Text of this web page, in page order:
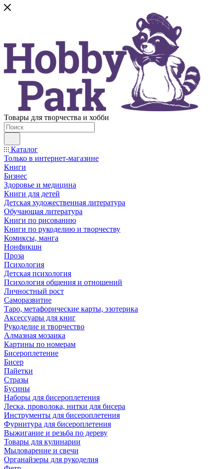
Товары для творчества и хобби
Каталог
Только в интернет-магазине
Книги
Бизнес
Здоровье и медицина
Книги для детей
Детская художественная литература
Обучающая литература
Книги по рисованию
Книги по рукоделию и творчеству
Комиксы, манга
Нонфикшн
Проза
Психология
Детская психология
Психология общения и отношений
Личностный рост
Саморазвитие
Таро, метафорические карты, эзотерика
Аксессуары для книг
Рукоделие и творчество
Алмазная мозаика
Картины по номерам
Бисероплетение
Бисер
Пайетки
Стразы
Бусины
Наборы для бисероплетения
Леска, проволока, нитки для бисера
Инструменты для бисероплетения
Фурнитура для бисероплетения
Выжигание и резьба по дереву
Товары для кулинарии
Мыловарение и свечи
Органайзеры для рукоделия